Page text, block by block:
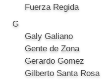
Fuerza Regida
G
Galy Galiano
Gente de Zona
Gerardo Gomez
Gilberto Santa Rosa